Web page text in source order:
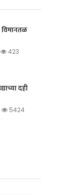
विमानतळ
423
दही
5424